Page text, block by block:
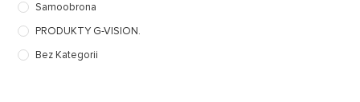
Samoobrona
PRODUKTY G-VISION.
Bez Kategorii